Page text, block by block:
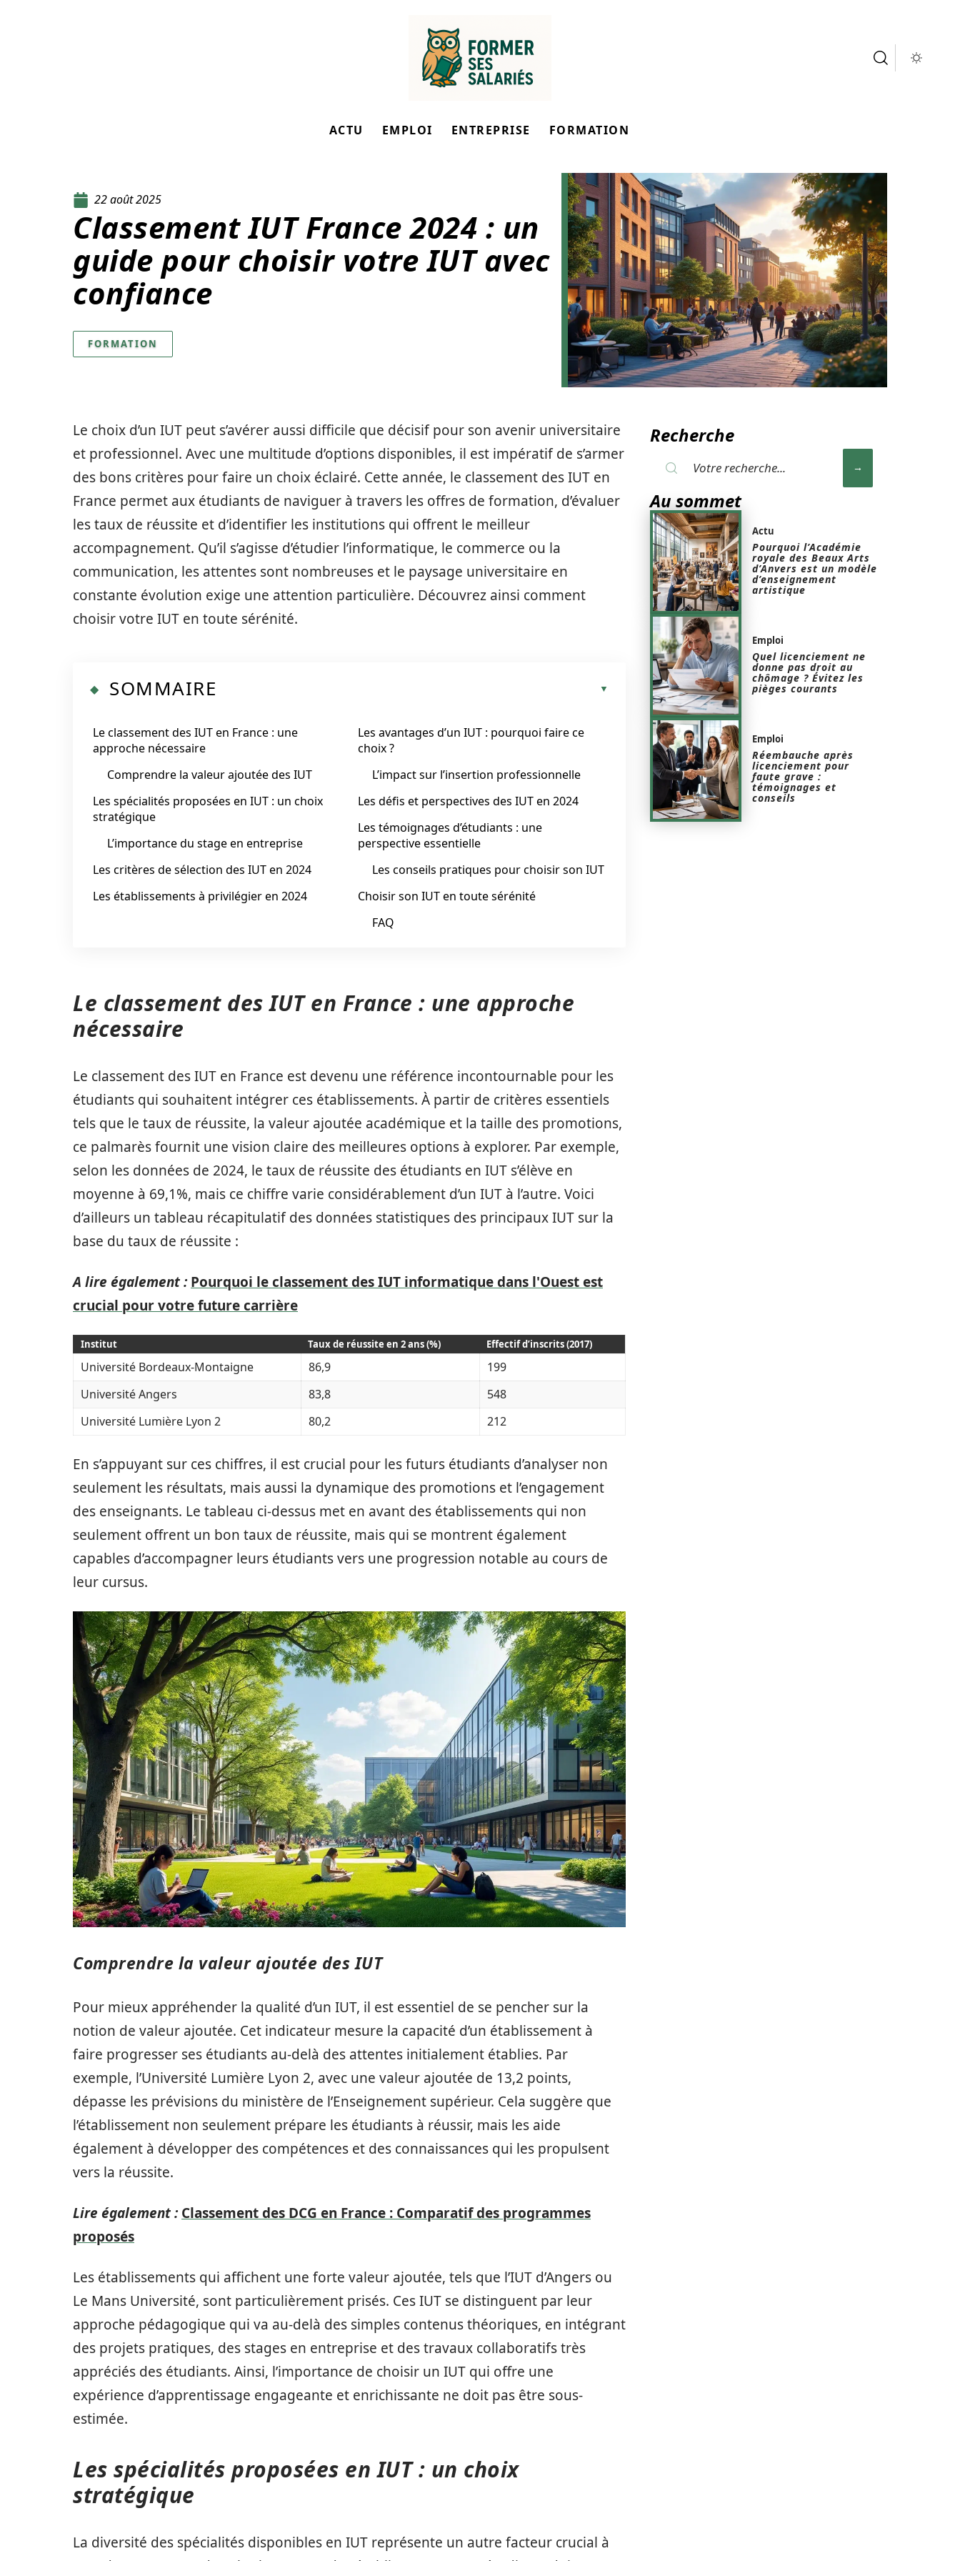
ACTU EMPLOI ENTREPRISE FORMATION
22 août 2025
Classement IUT France 2024 : un
guide pour choisir votre IUT avec
confiance
FORMATION
Le choix d’un IUT peut s’avérer aussi difficile que décisif pour son avenir universitaire
et professionnel. Avec une multitude d’options disponibles, il est impératif de s’armer
des bons critères pour faire un choix éclairé. Cette année, le classement des IUT en
France permet aux étudiants de naviguer à travers les offres de formation, d’évaluer
les taux de réussite et d’identifier les institutions qui offrent le meilleur
accompagnement. Qu’il s’agisse d’étudier l’informatique, le commerce ou la
communication, les attentes sont nombreuses et le paysage universitaire en
constante évolution exige une attention particulière. Découvrez ainsi comment
choisir votre IUT en toute sérénité.
SOMMAIRE
Le classement des IUT en France : une
approche nécessaire
Comprendre la valeur ajoutée des IUT
Les spécialités proposées en IUT : un choix
stratégique
L’importance du stage en entreprise
Les critères de sélection des IUT en 2024
Les établissements à privilégier en 2024
Les avantages d’un IUT : pourquoi faire ce
choix ?
L’impact sur l’insertion professionnelle
Les défis et perspectives des IUT en 2024
Les témoignages d’étudiants : une
perspective essentielle
Les conseils pratiques pour choisir son IUT
Choisir son IUT en toute sérénité
FAQ
Le classement des IUT en France : une approche
nécessaire
Le classement des IUT en France est devenu une référence incontournable pour les
étudiants qui souhaitent intégrer ces établissements. À partir de critères essentiels
tels que le taux de réussite, la valeur ajoutée académique et la taille des promotions,
ce palmarès fournit une vision claire des meilleures options à explorer. Par exemple,
selon les données de 2024, le taux de réussite des étudiants en IUT s’élève en
moyenne à 69,1%, mais ce chiffre varie considérablement d’un IUT à l’autre. Voici
d’ailleurs un tableau récapitulatif des données statistiques des principaux IUT sur la
base du taux de réussite :
A lire également : Pourquoi le classement des IUT informatique dans l'Ouest est
crucial pour votre future carrière
Institut Taux de réussite en 2 ans (%) Effectif d’inscrits (2017)
Université Bordeaux-Montaigne 86,9
199
Université Angers
83,8
548
Université Lumière Lyon 2
80,2 212
En s’appuyant sur ces chiffres, il est crucial pour les futurs étudiants d’analyser non
seulement les résultats, mais aussi la dynamique des promotions et l’engagement
des enseignants. Le tableau ci-dessus met en avant des établissements qui non
seulement offrent un bon taux de réussite, mais qui se montrent également
capables d’accompagner leurs étudiants vers une progression notable au cours de
leur cursus.
Comprendre la valeur ajoutée des IUT
Pour mieux appréhender la qualité d’un IUT, il est essentiel de se pencher sur la
notion de valeur ajoutée. Cet indicateur mesure la capacité d’un établissement à
faire progresser ses étudiants au-delà des attentes initialement établies. Par
exemple, l’Université Lumière Lyon 2, avec une valeur ajoutée de 13,2 points,
dépasse les prévisions du ministère de l’Enseignement supérieur. Cela suggère que
l’établissement non seulement prépare les étudiants à réussir, mais les aide
également à développer des compétences et des connaissances qui les propulsent
vers la réussite.
Lire également : Classement des DCG en France : Comparatif des programmes
proposés
Les établissements qui affichent une forte valeur ajoutée, tels que l’IUT d’Angers ou
Le Mans Université, sont particulièrement prisés. Ces IUT se distinguent par leur
approche pédagogique qui va au-delà des simples contenus théoriques, en intégrant
des projets pratiques, des stages en entreprise et des travaux collaboratifs très
appréciés des étudiants. Ainsi, l’importance de choisir un IUT qui offre une
expérience d’apprentissage engageante et enrichissante ne doit pas être sous-
estimée.
Les spécialités proposées en IUT : un choix
stratégique
La diversité des spécialités disponibles en IUT représente un autre facteur crucial à
Recherche
Au sommet
Actu
Pourquoi l’Académie
royale des Beaux Arts
d’Anvers est un modèle
d’enseignement
artistique
Emploi
Quel licenciement ne
donne pas droit au
chômage ? Évitez les
pièges courants
Emploi
Réembauche après
licenciement pour
faute grave :
témoignages et
conseils